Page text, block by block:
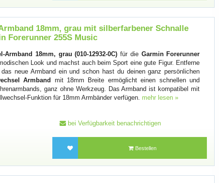
18mm, grau mit silberfarbener Schnalle
Forerunner 255S Music
Armband 18mm, grau (010-12932-0C) für die Garmin Forerunner
Look und machst auch beim Sport eine gute Figur. Entferne
neue Armband ein und schon hast du deinen ganz persönlichen
Armband
mit 18mm Breite ermöglicht einen schnellen und
ganz ohne Werkzeug. Das Armband ist kompatibel mit
Funktion für 18mm Armbänder verfügen. mehr lesen »
bei Verfügbarkeit benachrichtigen
Bestellen